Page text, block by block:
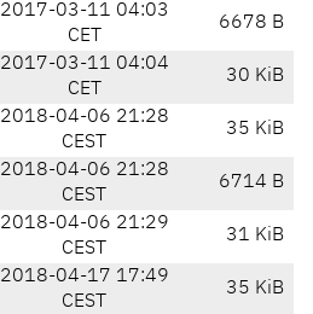
2017-03-11 04:03
CET
6678 B
2017-03-11 04:04
CET
30 KiB
2018-04-06 21:28
CEST
35 KiB
2018-04-06 21:28
CEST
6714 B
2018-04-06 21:29
CEST
31 KiB
2018-04-17 17:49
CEST
35 KiB